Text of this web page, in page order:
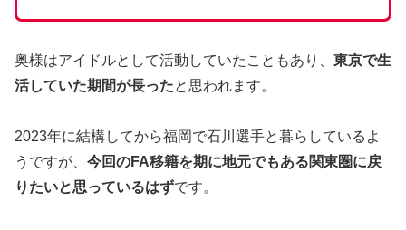
奥様はアイドルとして活動していたこともあり、 東京で生
活していた期間が長ったと思われます。
2023年に結構してから福岡で石川選手と暮らしているよ
うですが、 今回のFA移籍を期に地元でもある関東圏に戻
りたいと思っているはずです。